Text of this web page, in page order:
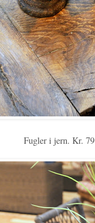
Fugler i jern. Kr.